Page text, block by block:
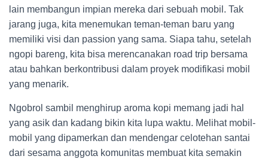
lain membangun impian mereka dari sebuah mobil. Tak
jarang juga, kita menemukan teman-teman baru yang
memiliki visi dan passion yang sama. Siapa tahu, setelah
ngopi bareng, kita bisa merencanakan road trip bersama
atau bahkan berkontribusi dalam proyek modifikasi mobil
yang menarik.
Ngobrol sambil menghirup aroma kopi memang jadi hal
yang asik dan kadang bikin kita lupa waktu. Melihat mobil-
mobil yang dipamerkan dan mendengar celotehan santai
dari sesama anggota komunitas membuat kita semakin